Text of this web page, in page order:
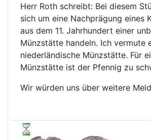
Herr Roth schreibt: Bei diesem
sich um eine Nachprägung eines
aus dem 11. Jahrhundert einer
Münzstätte handeln. Ich vermute
niederländische Münzstätte. Für
Münzstätte ist der Pfennig zu
Wir würden uns über weitere